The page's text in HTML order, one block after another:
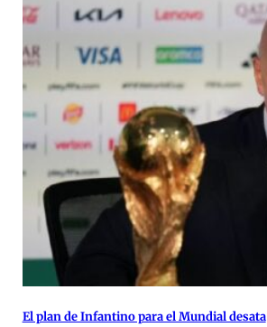
El plan de Infantino para el Mundial desata